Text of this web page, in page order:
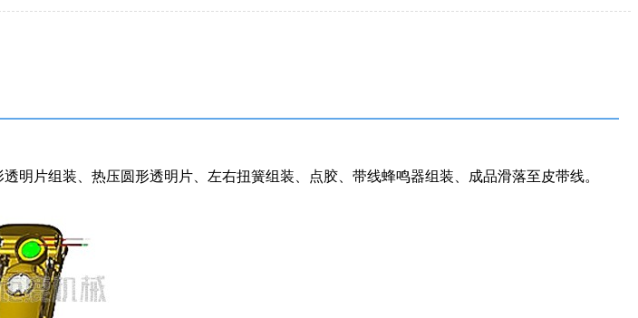
明片组装、热压圆形透明片、左右扭簧组装、点胶、带线蜂鸣器组装、成品滑落至皮带线。